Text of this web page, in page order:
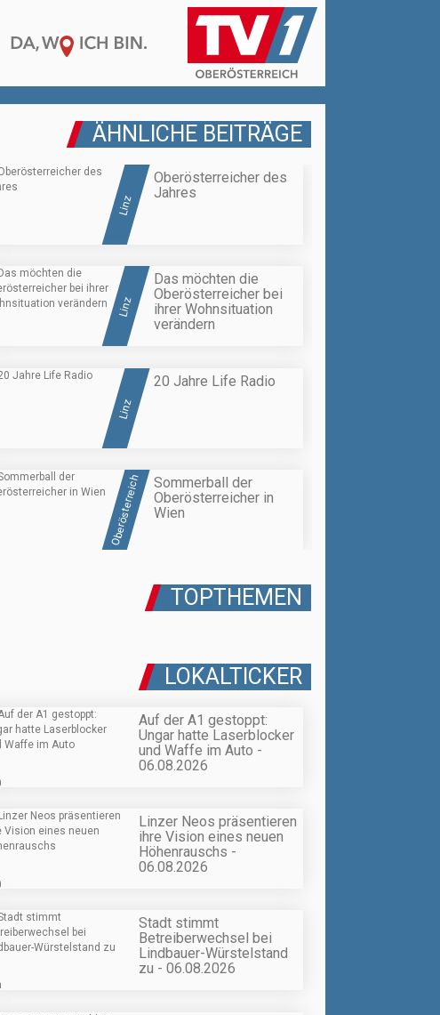
ÄHNLICHE BEITRÄGE
Linz
Oberösterreicher des
Jahres
Linz
Das möchten die
Oberösterreicher bei
ihrer Wohnsituation
verändern
Linz
20 Jahre Life Radio
Oberösterreich
Sommerball der
Oberösterreicher in
Wien
TOPTHEMEN
LOKALTICKER
Auf der A1 gestoppt:
Ungar hatte Laserblocker
und Waffe im Auto -
06.08.2026
Linzer Neos präsentieren
ihre Vision eines neuen
Höhenrauschs -
06.08.2026
Stadt stimmt
Betreiberwechsel bei
Lindbauer-Würstelstand
zu - 06.08.2026